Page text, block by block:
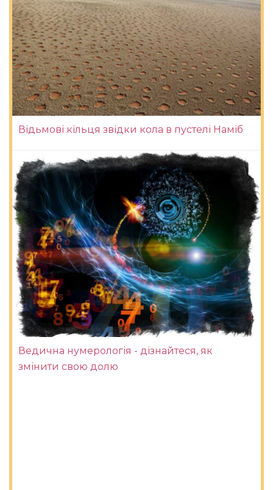
Відьмові кільця звідки кола в пустелі Наміб
Ведична нумерологія - дізнайтеся, як
змінити свою долю